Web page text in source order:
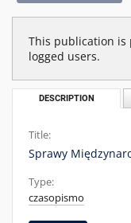
This publication is
logged users.
DESCRIPTION
Title:
Sprawy
Type:
czasopismo